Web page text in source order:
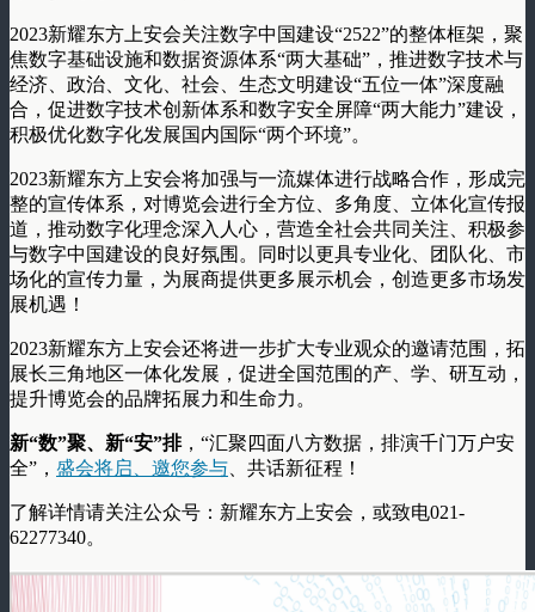
2023新耀东方上安会关注数字中国建设“2522”的整体框架，聚
焦数字基础设施和数据资源体系“两大基础”，推进数字技术与
经济、政治、文化、社会、生态文明建设“五位一体”深度融
合，促进数字技术创新体系和数字安全屏障“两大能力”建设，
积极优化数字化发展国内国际“两个环境”。
2023新耀东方上安会将加强与一流媒体进行战略合作，形成完
整的宣传体系，对博览会进行全方位、多角度、立体化宣传报
道，推动数字化理念深入人心，营造全社会共同关注、积极参
与数字中国建设的良好氛围。同时以更具专业化、团队化、市
场化的宣传力量，为展商提供更多展示机会，创造更多市场发
展机遇！
2023新耀东方上安会还将进一步扩大专业观众的邀请范围，拓
展长三角地区一体化发展，促进全国范围的产、学、研互动，
提升博览会的品牌拓展力和生命力。
新“数”聚、新“安”排，“汇聚四面八方数据，排演千门万户安
全”， 盛会将启、邀您参与 、共话新征程！
了解详情请关注公众号：新耀东方上安会，或致电021-
62277340。